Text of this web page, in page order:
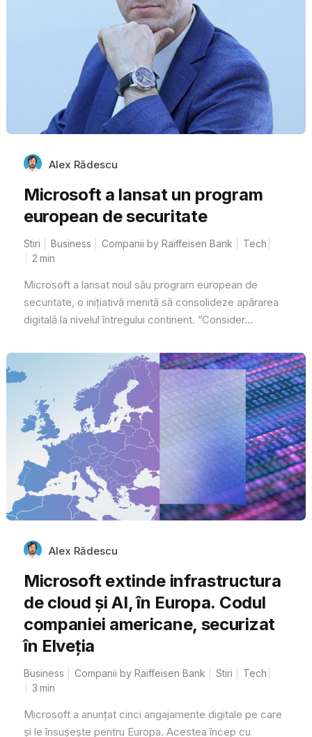
Alex Rădescu
Microsoft a lansat un program
european de securitate
Stiri Business Companii by Raiffeisen Bank
Tech
2 min
Microsoft a lansat noul său program european de
securitate, o inițiativă menită să consolideze apărarea
digitală la nivelul întregului continent. ”Consider...
Alex Rădescu
Microsoft extinde infrastructura
de cloud și AI, în Europa. Codul
companiei americane, securizat
în Elveția
Business Companii by Raiffeisen Bank Stiri
Tech
3 min
Microsoft a anunțat cinci angajamente digitale pe care
și le însușește pentru Europa. Acestea încep cu